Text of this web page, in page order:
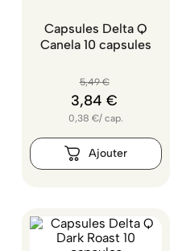
Capsules Delta Q
Canela 10 capsules
5,49 €
3,84 €
0,38 €/ cap.